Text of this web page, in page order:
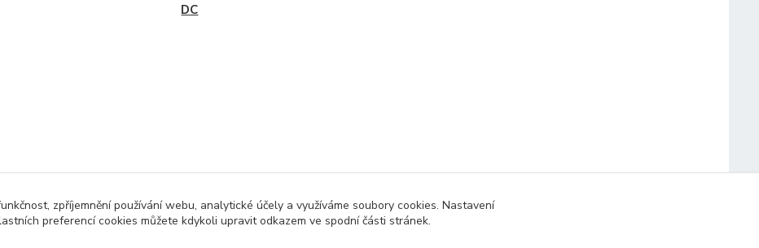
DC
zpříjemnění používání webu, analytické účely a využíváme soubory cookies. Nastavení
preferencí cookies můžete kdykoli upravit odkazem ve spodní části stránek.